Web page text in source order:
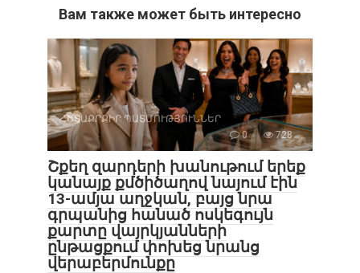
Вам также может быть интересно
ՀԵՏԱՔՐՔԻՐ ՊԱՏՄՈՒԹՅՈՒՆՆԵՐ
0
728
Շքեղ զարդերի խանութում երեք
կանայք քմծիծաղով նայում էին
13-ամյա աղջկան, բայց նրա
գրպանից հանած ոսկեգույն
քարտը վայրկյանների
ընթացքում փոխեց նրանց
վերաբերմունքը